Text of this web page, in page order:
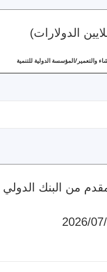
الدولارات)
والتعمير/المؤسسة الدولية للتنمية
الدولي (بملايين